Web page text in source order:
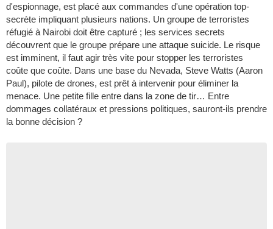
d'espionnage, est placé aux commandes d'une opération top-
secrète impliquant plusieurs nations. Un groupe de terroristes
réfugié à Nairobi doit être capturé ; les services secrets
découvrent que le groupe prépare une attaque suicide. Le risque
est imminent, il faut agir très vite pour stopper les terroristes
coûte que coûte. Dans une base du Nevada, Steve Watts (Aaron
Paul), pilote de drones, est prêt à intervenir pour éliminer la
menace. Une petite fille entre dans la zone de tir… Entre
dommages collatéraux et pressions politiques, sauront-ils prendre
la bonne décision ?